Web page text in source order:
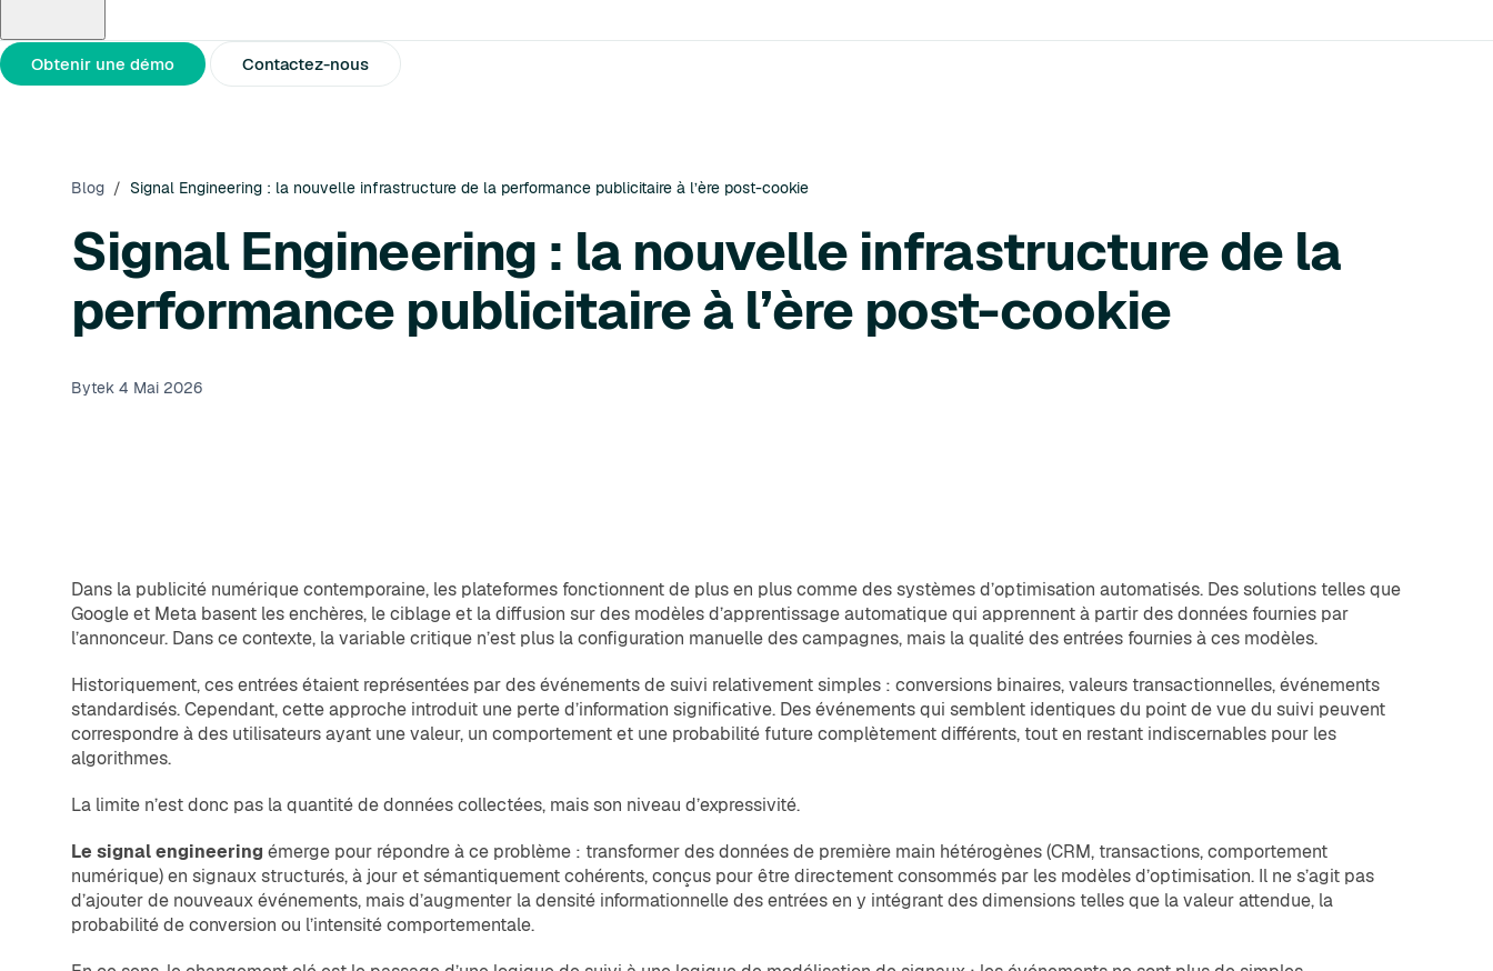
À propos de nous Partenaires Communiqués de presse
Obtenir une démo Contactez-nous
Blog / Signal Engineering : la nouvelle infrastructure de la performance publicitaire à l’ère post-cookie
Signal Engineering : la nouvelle infrastructure de la
performance publicitaire à l’ère post-cookie
Bytek 4 Mai 2026
Dans la publicité numérique contemporaine, les plateformes fonctionnent de plus en plus comme des systèmes d’optimisation automatisés. Des solutions telles que
Google et Meta basent les enchères, le ciblage et la diffusion sur des modèles d’apprentissage automatique qui apprennent à partir des données fournies par
l’annonceur. Dans ce contexte, la variable critique n’est plus la configuration manuelle des campagnes, mais la qualité des entrées fournies à ces modèles.
Historiquement, ces entrées étaient représentées par des événements de suivi relativement simples : conversions binaires, valeurs transactionnelles, événements
standardisés. Cependant, cette approche introduit une perte d’information significative. Des événements qui semblent identiques du point de vue du suivi peuvent
correspondre à des utilisateurs ayant une valeur, un comportement et une probabilité future complètement différents, tout en restant indiscernables pour les
algorithmes.
La limite n’est donc pas la quantité de données collectées, mais son niveau d’expressivité.
Le signal engineering émerge pour répondre à ce problème : transformer des données de première main hétérogènes (CRM, transactions, comportement
numérique) en signaux structurés, à jour et sémantiquement cohérents, conçus pour être directement consommés par les modèles d’optimisation. Il ne s’agit pas
d’ajouter de nouveaux événements, mais d’augmenter la densité informationnelle des entrées en y intégrant des dimensions telles que la valeur attendue, la
probabilité de conversion ou l’intensité comportementale.